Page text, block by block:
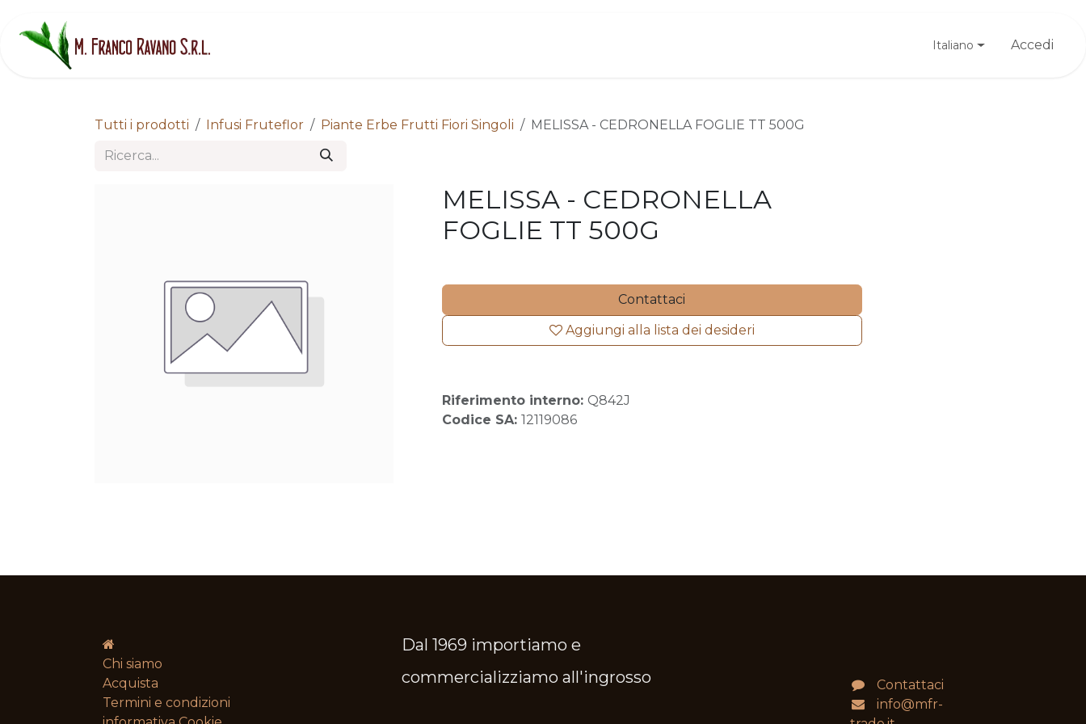
Italiano Accedi
Tutti i prodotti Infusi Fruteflor Piante Erbe Frutti Fiori Singoli MELISSA - CEDRONELLA FOGLIE TT 500G
MELISSA - CEDRONELLA
FOGLIE TT 500G
Contattaci
Aggiungi alla lista dei desideri
Riferimento interno: Q842J
Codice SA: 12119086
Chi siamo
Acquista
Termini e condizioni​
Dal 1969 importiamo e
commercializziamo all'ingrosso
Contattaci
info@mfr-